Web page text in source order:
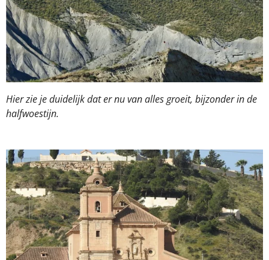
Hier zie je duidelijk dat er nu van alles groeit, bijzonder in de
halfwoestijn.